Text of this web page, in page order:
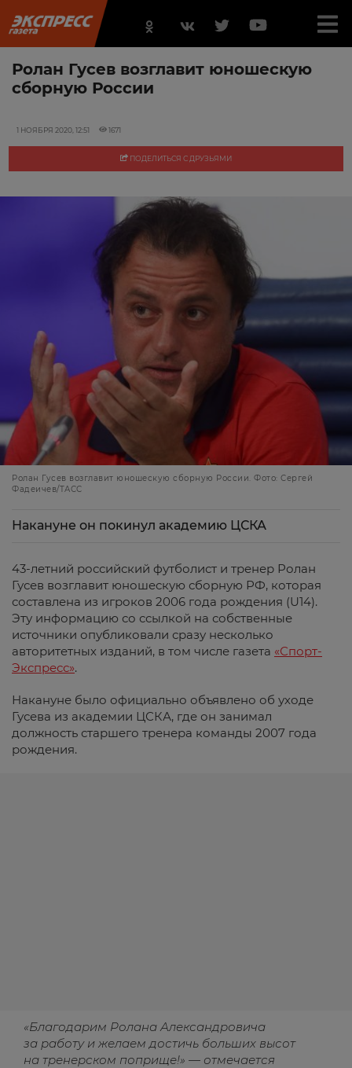
Ролан Гусев возглавит юношескую
сборную России
1 НОЯБРЯ 2020, 12:51 1671
ПОДЕЛИТЬСЯ С ДРУЗЬЯМИ
Ролан Гусев возглавит юношескую сборную России. Фото: Сергей
Фадеичев/ТАСС
Накануне он покинул академию ЦСКА
43-летний российский футболист и тренер Ролан
Гусев возглавит юношескую сборную РФ, которая
составлена из игроков 2006 года рождения (U14).
Эту информацию со ссылкой на собственные
источники опубликовали сразу несколько
авторитетных изданий, в том числе газета «Спорт-
Экспресс».
Накануне было официально объявлено об уходе
Гусева из академии ЦСКА, где он занимал
должность старшего тренера команды 2007 года
рождения.
«Благодарим Ролана Александровича
за работу и желаем достичь больших высот
на тренерском поприще!» — отмечается